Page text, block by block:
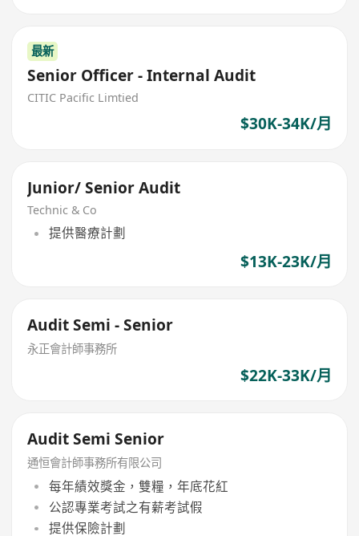
最新
Senior Officer - Internal Audit
CITIC Pacific Limtied
$30K-34K/月
Junior/ Senior Audit
Technic & Co
提供醫療計劃
$13K-23K/月
Audit Semi - Senior
永正會計師事務所
$22K-33K/月
Audit Semi Senior
通恒會計師事務所有限公司
每年績效獎金，雙糧，年底花紅
公認專業考試之有薪考試假
提供保險計劃